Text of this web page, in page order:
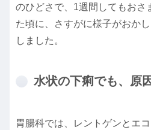
のひどさで、1週間してもおさ
た頃に、さすがに様子がおか
しました。
水状の下痢でも、原
胃腸科では、レントゲンとエ